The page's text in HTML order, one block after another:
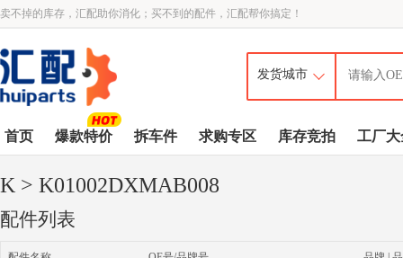
卖不掉的库存，汇配助你消化；买不到的配件，汇配帮你搞定！
首页 爆款特价 拆车件 求购专区 库存竞拍 工厂大
K > K01002DXMAB008
配件列表